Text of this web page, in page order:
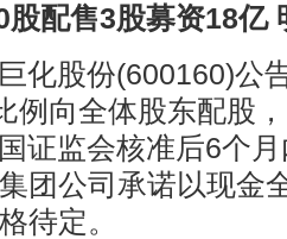
股配售3股募资18亿
化股份(600160)公
例向全体股东配股
证监会核准后6个
团公司承诺以现金
待定。